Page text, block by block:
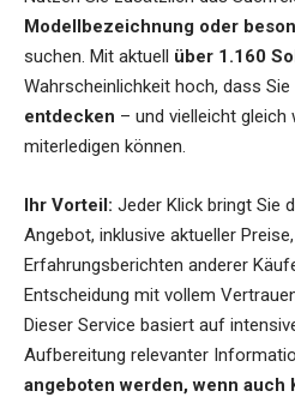
Modellbezeichnung oder
suchen. Mit aktuell über 1.160
Wahrscheinlichkeit hoch, dass Sie
entdecken – und vielleicht
miterledigen können.
Ihr Vorteil: Jeder Klick bringt Sie
Angebot, inklusive aktueller
Erfahrungsberichten anderer
Entscheidung mit vollem
Dieser Service basiert auf
Aufbereitung relevanter
angeboten werden, wenn auch